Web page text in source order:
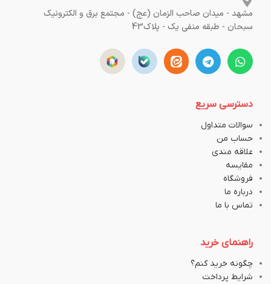
مشهد - میدان صاحب الزمان (عج) - مجتمع برق و الکترونیک
سبحان - طبقه منفی یک - پلاک43
دسترسی سریع
سوالات متداول
حساب من
علاقه مندی
مقایسه
فروشگاه
درباره ما
تماس با ما
راهنمای خرید
چگونه خرید کنم؟
شرایط پرداخت